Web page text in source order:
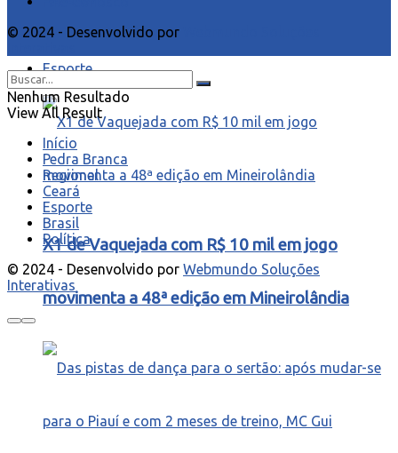
Esporte
X1 de Vaquejada com R$ 10 mil em jogo
movimenta a 48ª edição em Mineirolândia
© 2024 - Desenvolvido por
Nenhum Resultado
View All Result
Início
Pedra Branca
Regional
Ceará
Esporte
Brasil
Política
© 2024 - Desenvolvido por Webmundo Soluções
Interativas